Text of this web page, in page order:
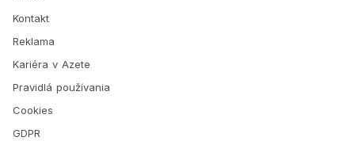
Kontakt
Reklama
Kariéra v Azete
Pravidlá používania
Cookies
GDPR